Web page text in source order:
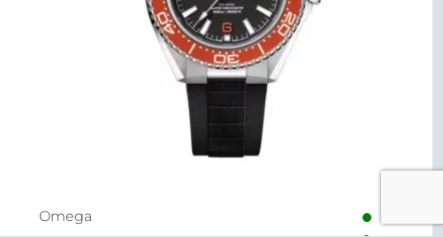
Omega